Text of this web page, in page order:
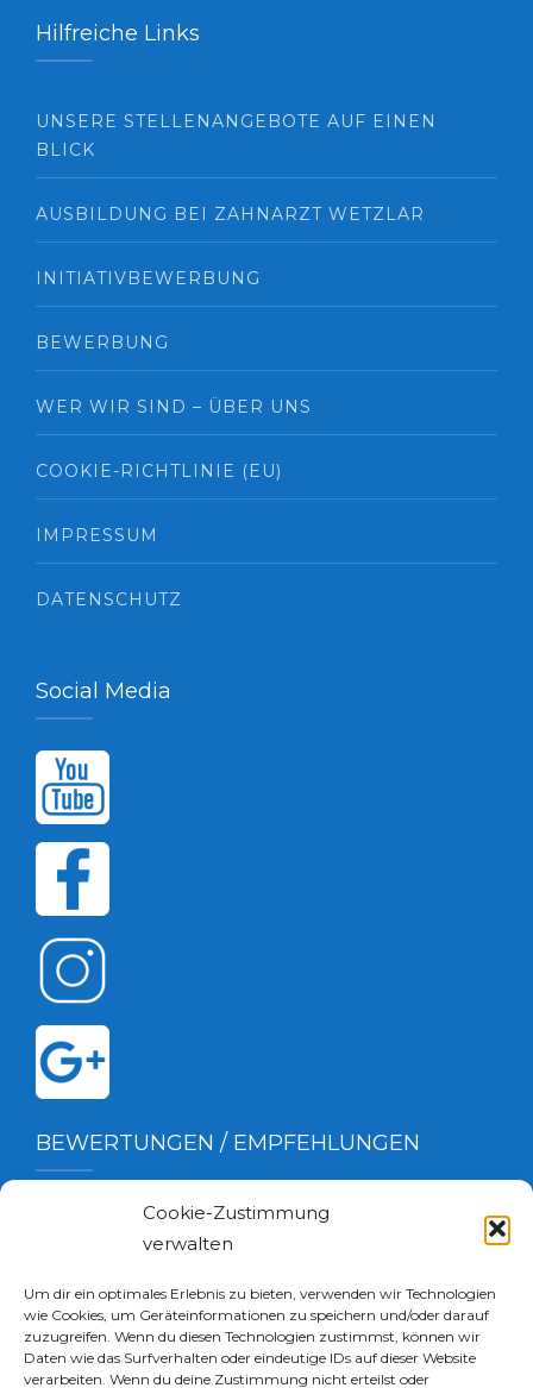
Cookie-Zustimmung
verwalten
Um dir ein optimales Erlebnis zu bieten, verwenden wir Technologien
wie Cookies, um Geräteinformationen zu speichern und/oder darauf
zuzugreifen. Wenn du diesen Technologien zustimmst, können wir
Daten wie das Surfverhalten oder eindeutige IDs auf dieser Website
verarbeiten. Wenn du deine Zustimmung nicht erteilst oder
Hilfreiche Links
UNSERE STELLENANGEBOTE AUF EINEN
BLICK
AUSBILDUNG BEI ZAHNARZT WETZLAR
INITIATIVBEWERBUNG
BEWERBUNG
WER WIR SIND – ÜBER UNS
COOKIE-RICHTLINIE (EU)
IMPRESSUM
DATENSCHUTZ
Social Media
BEWERTUNGEN / EMPFEHLUNGEN